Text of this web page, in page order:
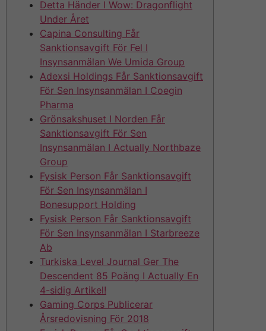
Detta Händer I Wow: Dragonflight
Under Året
Capina Consulting Får
Sanktionsavgift För Fel I
Insynsanmälan We Umida Group
Adexsi Holdings Får Sanktionsavgift
För Sen Insynsanmälan I Coegin
Pharma
Grönsakshuset I Norden Får
Sanktionsavgift För Sen
Insynsanmälan I Actually Northbaze
Group
Fysisk Person Får Sanktionsavgift
För Sen Insynsanmälan I
Bonesupport Holding
Fysisk Person Får Sanktionsavgift
För Sen Insynsanmälan I Starbreeze
Ab
Turkiska Level Journal Ger The
Descendent 85 Poäng I Actually En
4-sidig Artikel!
Gaming Corps Publicerar
Årsredovisning För 2018